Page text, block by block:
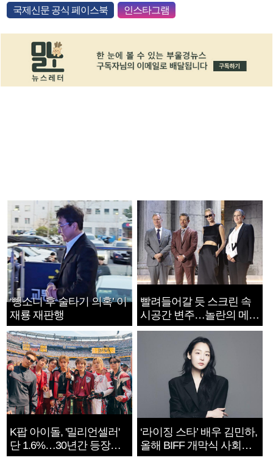
국제신문 공식 페이스북 인스타그램
‘뺑소니 후 술타기 의혹’ 이
재룡 재판행
빨려들어갈 듯 스크린 속
시공간 변주…놀란의 메시
지는 ‘전쟁 속죄’
K팝 아이돌, '밀리언셀러'
단 1.6%…30년간 등장
1182개팀 전수조사
‘라이징 스타’ 배우 김민하,
올해 BIFF 개막식 사회자
확정